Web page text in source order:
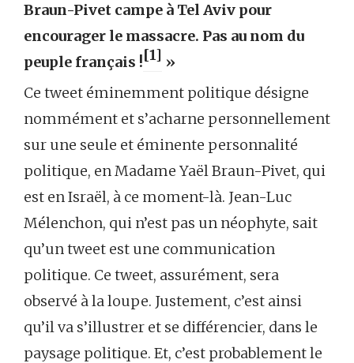
Braun-Pivet campe à Tel Aviv pour
encourager le massacre. Pas au nom du
peuple français ![1] »
Ce tweet éminemment politique désigne
nommément et s’acharne personnellement
sur une seule et éminente personnalité
politique, en Madame Yaël Braun-Pivet, qui
est en Israël, à ce moment-là. Jean-Luc
Mélenchon, qui n’est pas un néophyte, sait
qu’un tweet est une communication
politique. Ce tweet, assurément, sera
observé à la loupe. Justement, c’est ainsi
qu’il va s’illustrer et se différencier, dans le
paysage politique. Et, c’est probablement le